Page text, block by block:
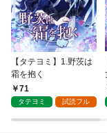
【タテヨミ】1.野茨は
霜を抱く
71
タテヨミ 試読フル